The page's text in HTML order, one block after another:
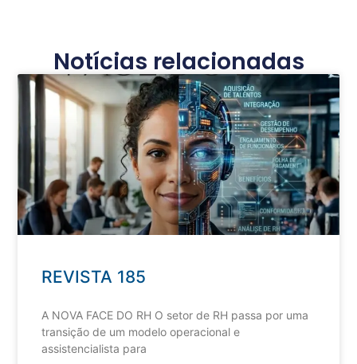
Notícias relacionadas
REVISTA 185
A NOVA FACE DO RH O setor de RH passa por uma
transição de um modelo operacional e
assistencialista para